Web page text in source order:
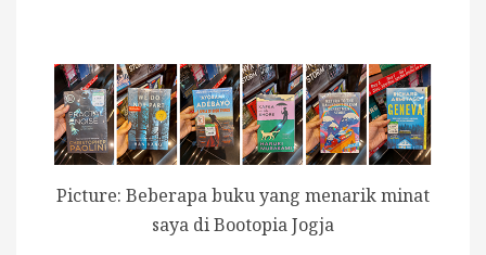
Picture: Beberapa buku yang menarik minat
saya di Bootopia Jogja